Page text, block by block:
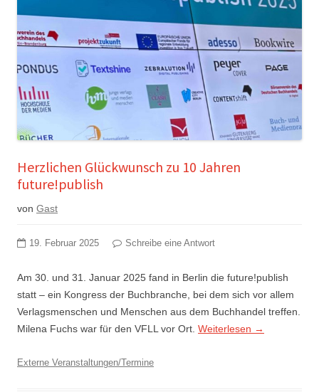
Herzlichen Glückwunsch zu 10 Jahren
future!publish
von Gast
19. Februar 2025 Schreibe eine Antwort
Am 30. und 31. Januar 2025 fand in Berlin die future!publish
statt – ein Kongress der Buchbranche, bei dem sich vor allem
Verlagsmenschen und Menschen aus dem Buchhandel treffen.
Milena Fuchs war für den VFLL vor Ort. Weiterlesen →
Externe Veranstaltungen/Termine